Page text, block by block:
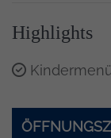
Highlights